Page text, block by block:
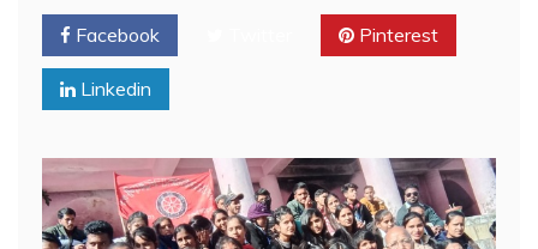
Facebook Pinterest
Linkedin